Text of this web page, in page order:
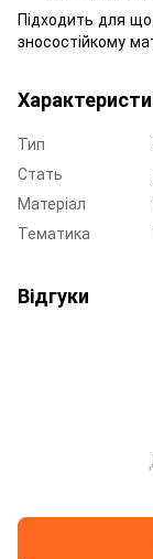
Підходить для
зносостійкому
Тип
Стать
Матеріал
Тематика
Відгуки